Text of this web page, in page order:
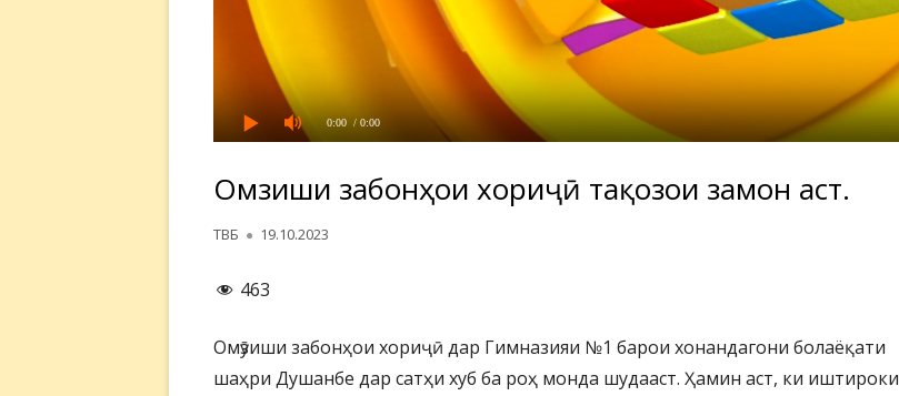
0:00 / 0:00
Омӯзиши забонҳои хориҷӣ тақозои замон аст.
Автор
ТВБ Опубликовано
19.10.2023
463
Омӯзиши забонҳои хориҷӣ дар Гимназияи №1 барои хонандагони болаёқати
шаҳри Душанбе дар сатҳи хуб ба роҳ монда шудааст. Ҳамин аст, ки иштироки